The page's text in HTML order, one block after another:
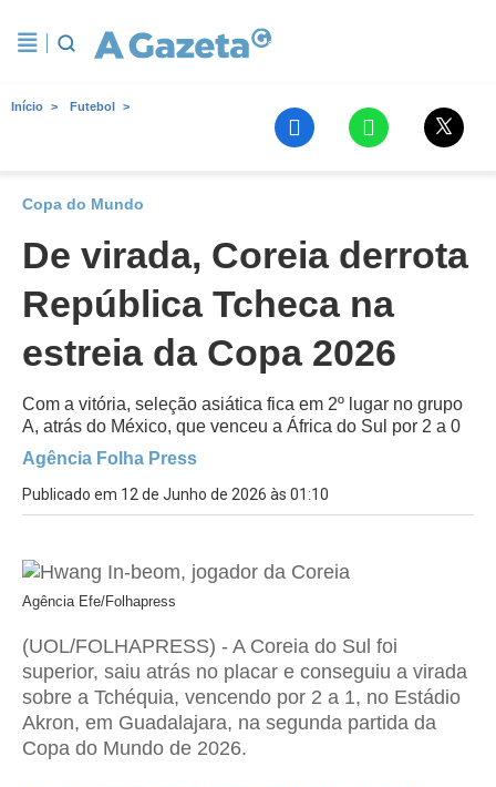
Início Futebol
Copa do Mundo
De virada, Coreia derrota
República Tcheca na
estreia da Copa 2026
Com a vitória, seleção asiática fica em 2º lugar no grupo
A, atrás do México, que venceu a África do Sul por 2 a 0
Agência Folha Press
Publicado em 12 de Junho de 2026 às 01:10
Agência Efe/Folhapress
(UOL/FOLHAPRESS) - A Coreia do Sul foi
superior, saiu atrás no placar e conseguiu a virada
sobre a Tchéquia, vencendo por 2 a 1, no Estádio
Akron, em Guadalajara, na segunda partida da
Copa do Mundo de 2026.